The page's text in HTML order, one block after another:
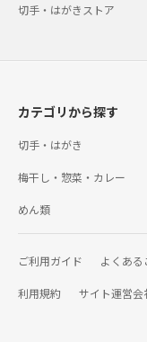
切手・はがきストア
カテゴリから探す
切手・はがき
梅干し・惣菜・カレー
めん類
ご利用ガイド よくある
利用規約 サイト運営会